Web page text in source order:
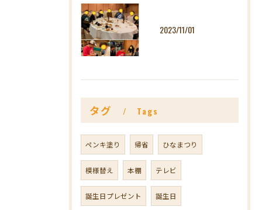
2023/11/01
タグ Tags
ペンキ塗り 帰省 ひなまつり
模様替え 本棚 テレビ
誕生日プレゼント 誕生日